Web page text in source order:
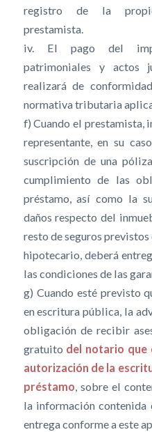
registro de la
prestamista.
iv. El pago del
patrimoniales y actos
realizará de
normativa tributaria
f) Cuando el prestamista,
representante, en su
suscripción de una
cumplimiento de las
préstamo, así como la
daños respecto del
resto de seguros
hipotecario, deberá
las condiciones de las
g) Cuando esté previsto
en escritura pública, la
obligación de recibir
gratuito del notario que
autorización de la
préstamo, sobre el
la información contenida
entrega conforme a este